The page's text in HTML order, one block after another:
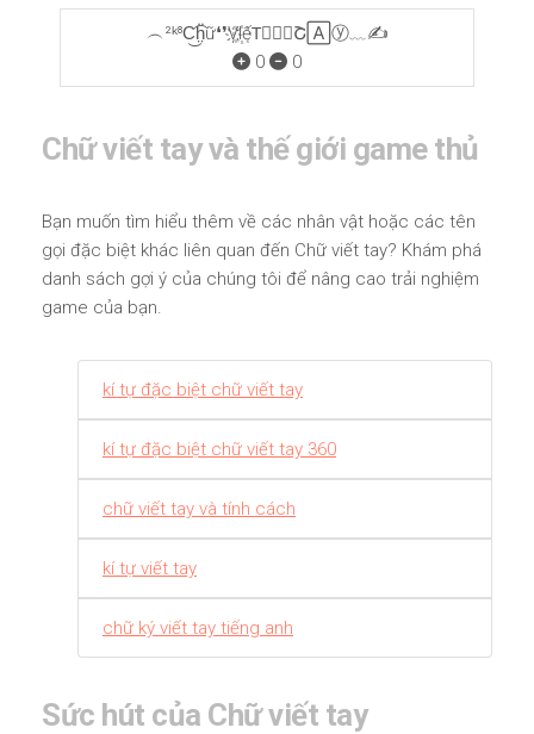
︵²ᵏ⁸C͜͡ḧ̤ữ❛❜V҉I꙰ếT⃣❛❜Շ🄰ⓨ﹏✍
0
0
Chữ viết tay và thế giới game thủ
Bạn muốn tìm hiểu thêm về các nhân vật hoặc các tên
gọi đặc biệt khác liên quan đến Chữ viết tay? Khám phá
danh sách gợi ý của chúng tôi để nâng cao trải nghiệm
game của bạn.
kí tự đặc biệt chữ viết tay
kí tự đặc biệt chữ viết tay 360
chữ viết tay và tính cách
kí tự viết tay
chữ ký viết tay tiếng anh
Sức hút của Chữ viết tay